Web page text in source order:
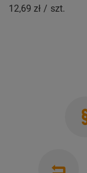
12,69 zł / szt.